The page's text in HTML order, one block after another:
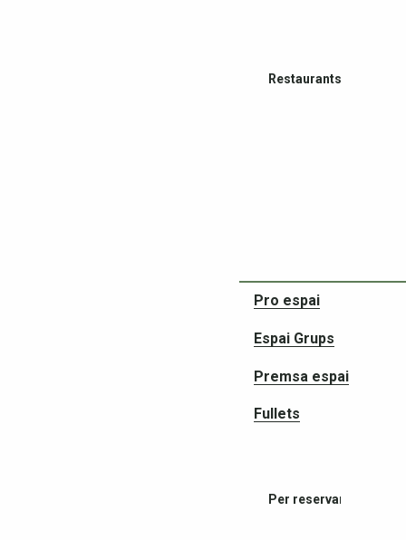
Restaurants
Per reservar
Pro espai
Espai Grups
Premsa espai
Fullets